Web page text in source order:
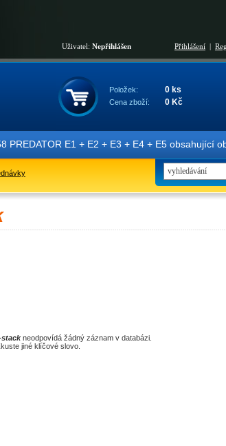
Uživatel: Nepřihlášen Přihlášení |
Položek: 0 ks
Cena zboží: 0 Kč
E1 + E2 + E3 + E4 + E5
neodpovídá žádný záznam v databázi.
jiné klíčové slovo.